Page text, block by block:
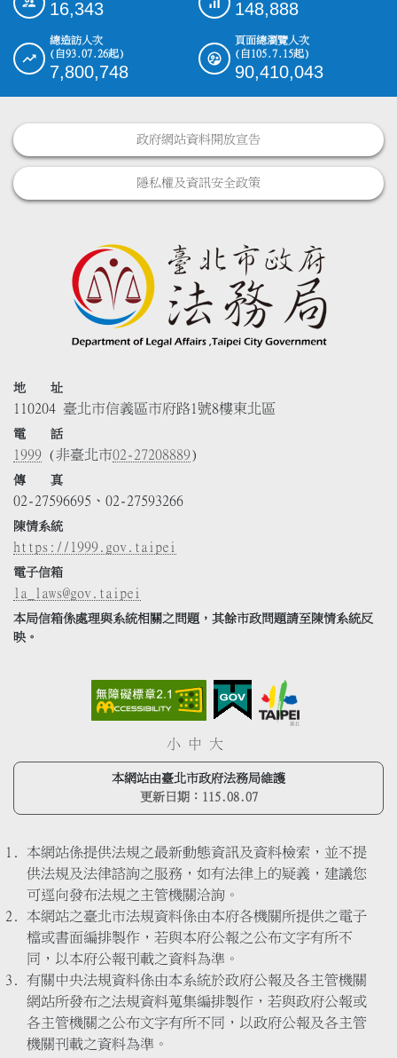
16,343 148,888
總造訪人次
(自93.07.26起)
7,800,748
頁面總瀏覽人次
(自105.7.15起)
90,410,043
政府網站資料開放宣告
隱私權及資訊安全政策
地 址
110204 臺北市信義區市府路1號8樓東北區
電 話
1999 (非臺北市02-27208889)
傳 真
02-27596695、02-27593266
陳情系統
https://1999.gov.taipei
電子信箱
la_laws@gov.taipei
本局信箱係處理與系統相關之問題，其餘市政問題請至陳情系統反
映。
小 中 大
本網站由臺北市政府法務局維護
更新日期： 115.08.07
本網站係提供法規之最新動態資訊及資料檢索，並不提
供法規及法律諮詢之服務，如有法律上的疑義，建議您
可逕向發布法規之主管機關洽詢。
本網站之臺北市法規資料係由本府各機關所提供之電子
檔或書面編排製作，若與本府公報之公布文字有所不
同，以本府公報刊載之資料為準。
有關中央法規資料係由本系統於政府公報及各主管機關
網站所發布之法規資料蒐集編排製作，若與政府公報或
各主管機關之公布文字有所不同，以政府公報及各主管
機關刊載之資料為準。